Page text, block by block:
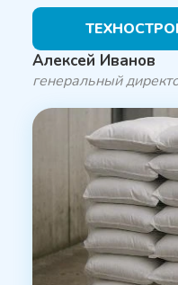
Алексей Иванов
генеральный